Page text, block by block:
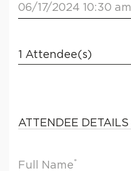
06/17/2024 10:30 am
1 Attendee(s)
ATTENDEE DETAILS
Full Name*